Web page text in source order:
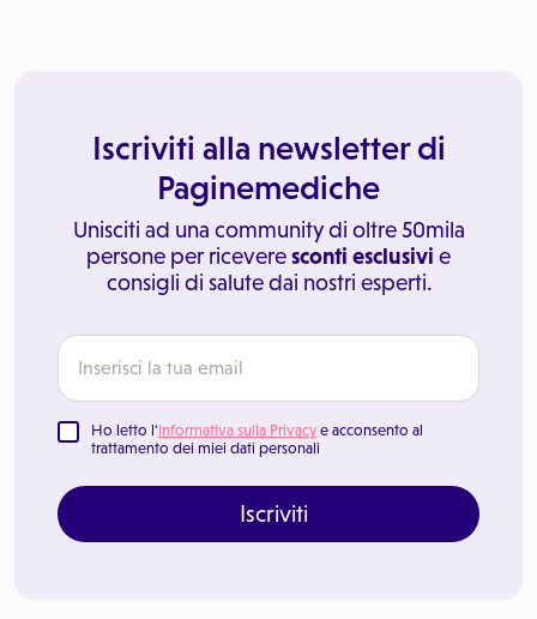
Iscriviti alla newsletter di
Paginemediche
Unisciti ad una community di oltre 50mila
persone per riceveresconti esclusivi e
consigli di salute dai nostri esperti.
Ho letto l'Informativa sulla Privacy e acconsento al
trattamento dei miei dati personali
Iscriviti